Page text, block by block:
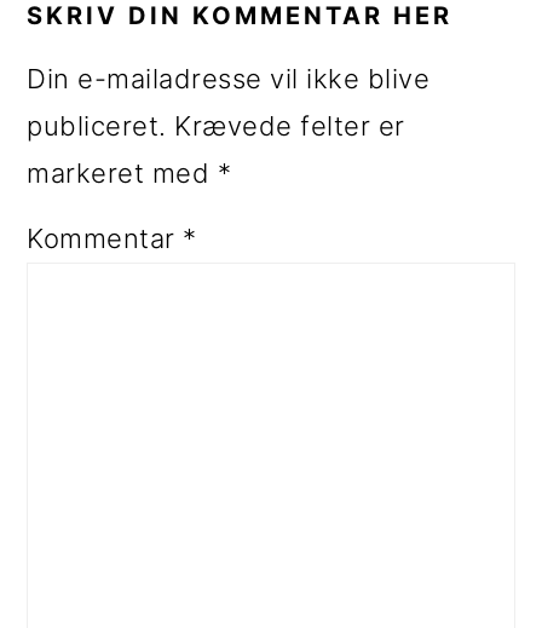
SKRIV DIN KOMMENTAR HER
Din e-mailadresse vil ikke blive
publiceret. Krævede felter er
markeret med *
Kommentar *